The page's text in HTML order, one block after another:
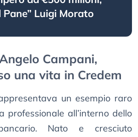
Pane” Luigi Morato
Campani,
una vita in Credem
un esempio raro
professionale all’interno dello
Nato e cresciuto